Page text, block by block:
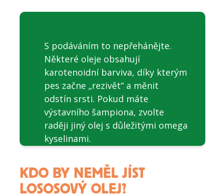
S podáváním to nepřehánějte.
Některé oleje obsahují
karotenoidní barviva, díky kterým
pes začne „rezivět“ a měnit
odstín srsti. Pokud máte
výstavního šampiona, zvolte
raději jiný olej s důležitými omega
kyselinami.
KDO BY NEMĚL JÍST
LOSOSOVÝ OLEJ?